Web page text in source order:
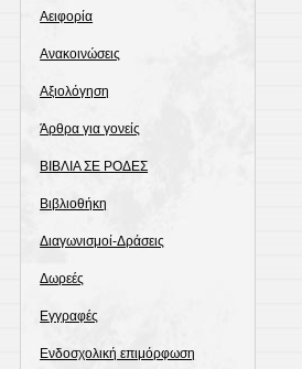
Αειφορία
Ανακοινώσεις
Αξιολόγηση
Άρθρα για γονείς
ΒΙΒΛΙΑ ΣΕ ΡΟΔΕΣ
Βιβλιοθήκη
Διαγωνισμοί-Δράσεις
Δωρεές
Εγγραφές
Ενδοσχολική επιμόρφωση